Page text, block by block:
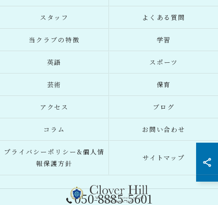
050-8885-5601
スタッフ よくある質問
当クラブの特徴 学習
英語 スポーツ
芸術 保育
アクセス ブログ
コラム お問い合わせ
プライバシーポリシー&個人情
報保護方針
サイトマップ